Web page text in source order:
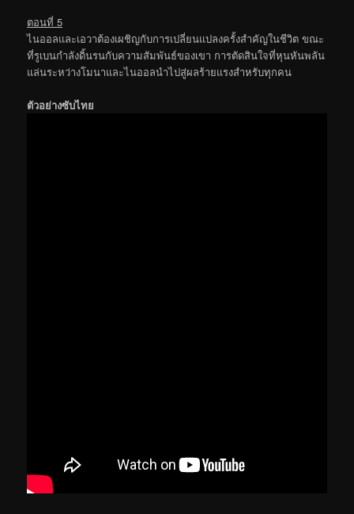
ตอนที่ 5
ไนออลและเอวาต้องเผชิญกับการเปลี่ยนแปลงครั้งสำคัญในชีวิต ขณะ
ที่รูเบนกำลังดิ้นรนกับความสัมพันธ์ของเขา การตัดสินใจที่หุนหันพลัน
แล่นระหว่างโมนาและไนออลนำไปสู่ผลร้ายแรงสำหรับทุกคน
ตัวอย่างซับไทย